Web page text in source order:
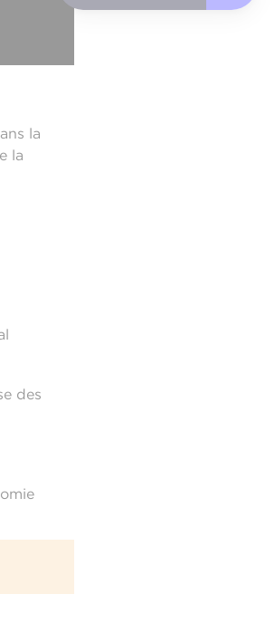
la
la
des